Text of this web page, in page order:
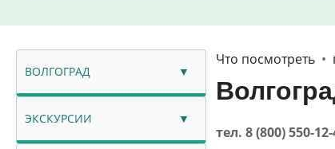
ВОЛГОГРАД
ЭКСКУРСИИ
Что посмотреть •
тел. 8 (800) 550-